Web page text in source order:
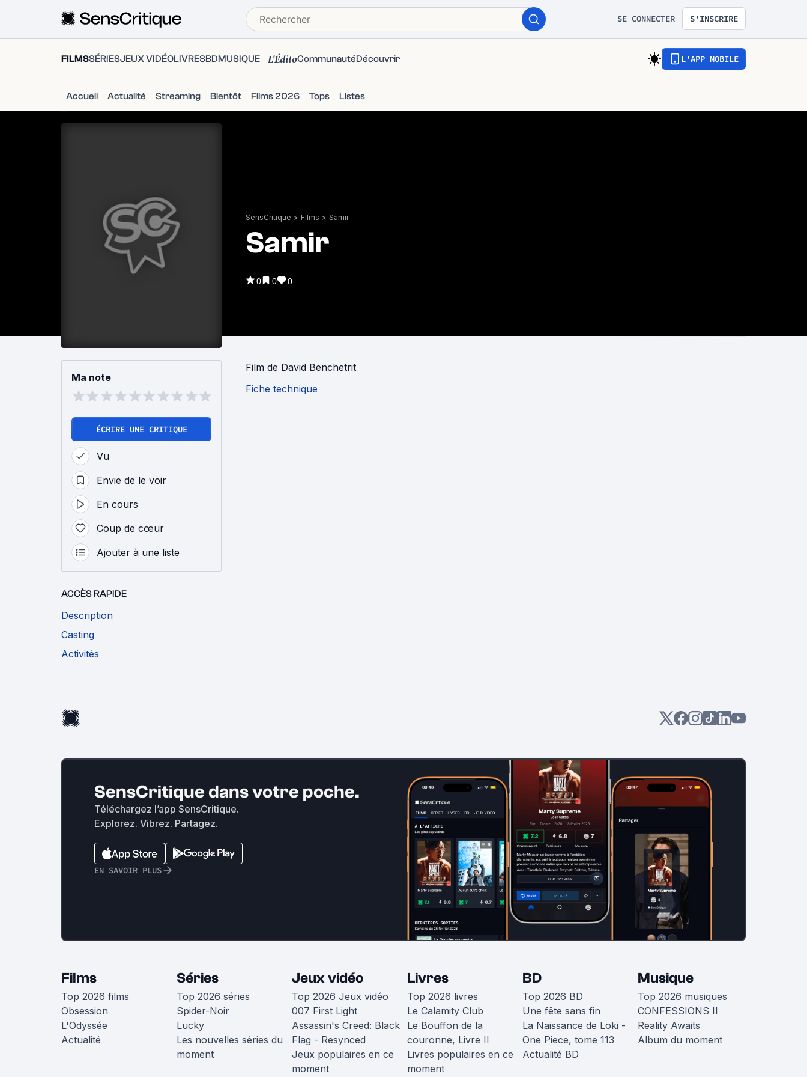
SE CONNECTER S'INSCRIRE
FILMSSÉRIESJEUX VIDÉOLIVRESBDMUSIQUE L'ÉditoCommunautéDécouvrir L'APP MOBILE
Accueil Actualité Streaming Bientôt Films 2026 Tops Listes
SensCritique > Films > Samir
Samir
0 0 0
Ma note
ÉCRIRE UNE CRITIQUE
Vu
Envie de le voir
En cours
Coup de cœur
Ajouter à une liste
ACCÈS RAPIDE
Description
Casting
Activités
Film de David Benchetrit
Fiche technique
SensCritique dans votre poche.
Téléchargez l’app SensCritique.
Explorez. Vibrez. Partagez.
EN SAVOIR PLUS
Films
Top 2026 films
Obsession
L'Odyssée
Actualité
Séries
Top 2026 séries
Spider-Noir
Lucky
Les nouvelles séries du
moment
Jeux vidéo
Top 2026 Jeux vidéo
007 First Light
Assassin's Creed: Black
Flag - Resynced
Jeux populaires en ce
moment
Livres
Top 2026 livres
Le Calamity Club
Le Bouffon de la
couronne, Livre II
Livres populaires en ce
moment
BD
Top 2026 BD
Une fête sans fin
La Naissance de Loki -
One Piece, tome 113
Actualité BD
Musique
Top 2026 musiques
CONFESSIONS II
Reality Awaits
Album du moment